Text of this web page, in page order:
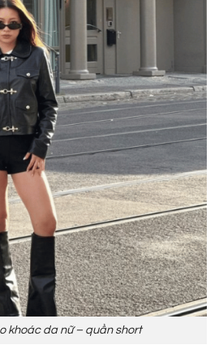
khoác da nữ – quần short